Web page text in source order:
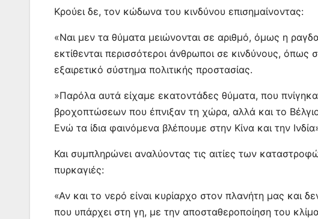
Κρούει δε, τον κώδωνα του κινδύνου επισημαίνοντας:
«Ναι μεν τα θύματα μειώνονται σε αριθμό, όμως η
εκτίθενται περισσότεροι άνθρωποι σε κινδύνους,
εξαιρετικό σύστημα πολιτικής προστασίας.
»Παρόλα αυτά είχαμε εκατοντάδες θύματα, που
βροχοπτώσεων που έπνιξαν τη χώρα, αλλά και το
Ενώ τα ίδια φαινόμενα βλέπουμε στην Κίνα και την
Και συμπληρώνει αναλύοντας τις αιτίες των
πυρκαγιές:
«Αν και το νερό είναι κυρίαρχο στον πλανήτη μας και
που υπάρχει στη γη, με την αποσταθεροποίηση του